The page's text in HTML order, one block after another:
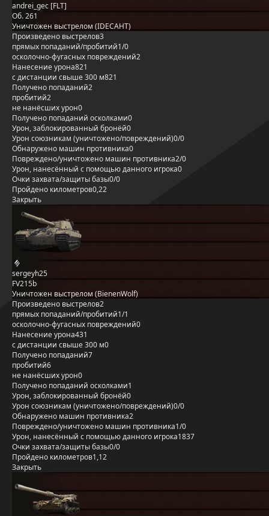
andrei_gec [FLT]
Об. 261
Уничтожен выстрелом (IDECAHT)
Произведено выстрелов3
прямых попаданий/пробитий1/0
осколочно-фугасных повреждений2
Нанесение урона821
с дистанции свыше 300 м821
Получено попаданий2
пробитий2
не нанёсших урон0
Получено попаданий осколками0
Урон, заблокированный бронёй0
Урон союзникам (уничтожено/повреждений)0/0
Обнаружено машин противника0
Повреждено/уничтожено машин противника2/0
Урон, нанесённый с помощью данного игрока0
Очки захвата/защиты базы0/0
Пройдено километров0,22
Закрыть
sergeyh25
FV215b
Уничтожен выстрелом (BienenWolf)
Произведено выстрелов2
прямых попаданий/пробитий1/1
осколочно-фугасных повреждений0
Нанесение урона431
с дистанции свыше 300 м0
Получено попаданий7
пробитий6
не нанёсших урон0
Получено попаданий осколками1
Урон, заблокированный бронёй0
Урон союзникам (уничтожено/повреждений)0/0
Обнаружено машин противника2
Повреждено/уничтожено машин противника1/0
Урон, нанесённый с помощью данного игрока1837
Очки захвата/защиты базы0/0
Пройдено километров1,12
Закрыть